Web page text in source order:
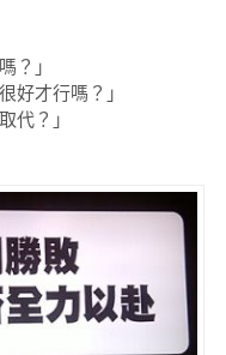
？」
好才行嗎？」
代？」